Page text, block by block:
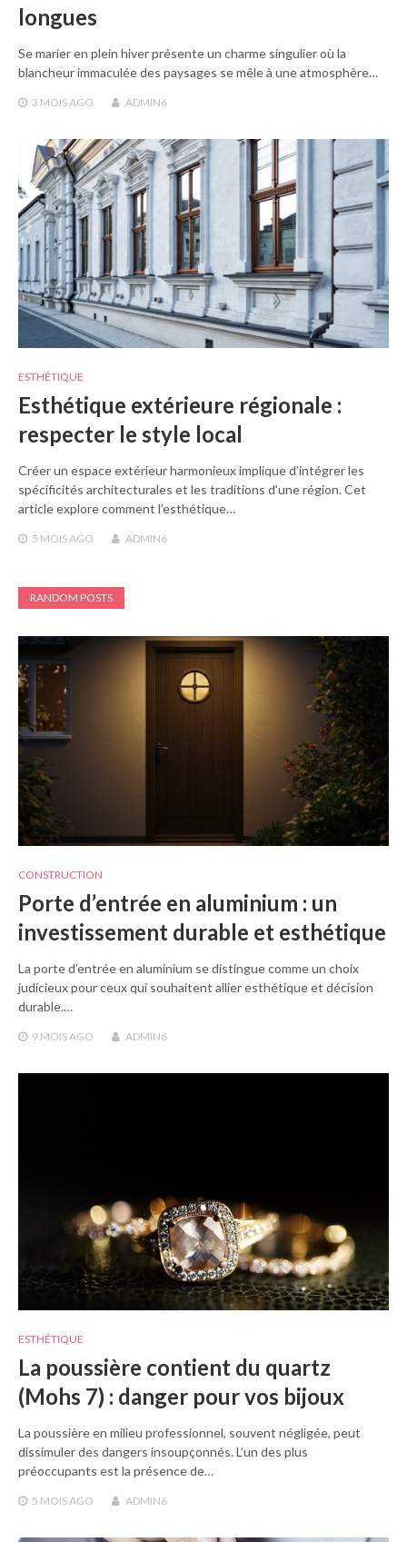
longues
Se marier en plein hiver présente un charme singulier où la
blancheur immaculée des paysages se mêle à une atmosphère…
3 MOISAGO ADMIN6
ESTHÉTIQUE
Esthétique extérieure régionale :
respecter le style local
Créer un espace extérieur harmonieux implique d’intégrer les
spécificités architecturales et les traditions d’une région. Cet
article explore comment l’esthétique…
5 MOISAGO ADMIN6
RANDOM POSTS
CONSTRUCTION
Porte d’entrée en aluminium : un
investissement durable et esthétique
La porte d’entrée en aluminium se distingue comme un choix
judicieux pour ceux qui souhaitent allier esthétique et décision
durable.…
9 MOIS AGO ADMIN6
ESTHÉTIQUE
La poussière contient du quartz
(Mohs 7) : danger pour vos bijoux
La poussière en milieu professionnel, souvent négligée, peut
dissimuler des dangers insoupçonnés. L’un des plus
préoccupants est la présence de…
5 MOISAGO ADMIN6